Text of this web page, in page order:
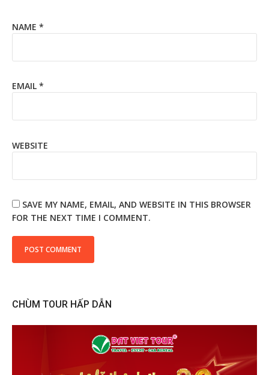
NAME *
EMAIL *
WEBSITE
SAVE MY NAME, EMAIL, AND WEBSITE IN THIS BROWSER
FOR THE NEXT TIME I COMMENT.
CHÙM TOUR HẤP DẪN